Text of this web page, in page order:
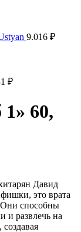
9.016 ₽
₽
60,
Давид
это врата
Они способны
и развлечь на